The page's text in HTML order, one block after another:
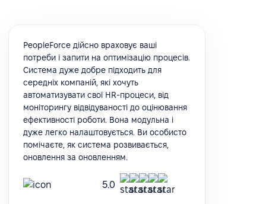
PeopleForce дійсно враховує ваші
потреби і запити на оптимізацію процесів.
Система дуже добре підходить для
середніх компаній, які хочуть
автоматизувати свої HR-процеси, від
моніторингу відвідуваності до оцінювання
ефективності роботи. Вона модульна і
дуже легко налаштовується. Ви особисто
помічаєте, як система розвивається,
оновлення за оновленням.
5.0